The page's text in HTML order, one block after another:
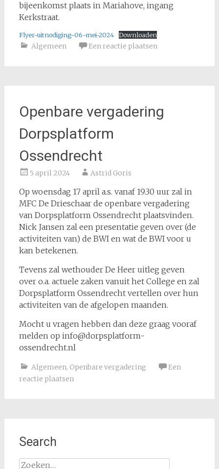
bijeenkomst plaats in Mariahove, ingang
Kerkstraat.
Flyer-uitnodiging-06-mei-2024 Downloaden
Algemeen Een reactie plaatsen
Openbare vergadering
Dorpsplatform
Ossendrecht
5 april 2024 Astrid Goris
Op woensdag 17 april a.s. vanaf 19.30 uur zal in
MFC De Drieschaar de openbare vergadering
van Dorpsplatform Ossendrecht plaatsvinden.
Nick Jansen zal een presentatie geven over (de
activiteiten van) de BWI en wat de BWI voor u
kan betekenen.
Tevens zal wethouder De Heer uitleg geven
over o.a. actuele zaken vanuit het College en zal
Dorpsplatform Ossendrecht vertellen over hun
activiteiten van de afgelopen maanden.
Mocht u vragen hebben dan deze graag vooraf
melden op info@dorpsplatform-
ossendrecht.nl
Algemeen, Openbare vergadering
Een
reactie plaatsen
Search
Zoeken